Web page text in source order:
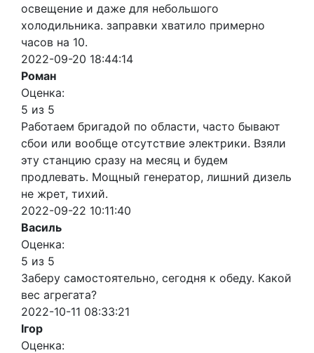
освещение и даже для небольшого
холодильника. заправки хватило примерно
часов на 10.
2022-09-20 18:44:14
Роман
Оценка:
5 из 5
Работаем бригадой по области, часто бывают
сбои или вообще отсутствие электрики. Взяли
эту станцию сразу на месяц и будем
продлевать. Мощный генератор, лишний дизель
не жрет, тихий.
2022-09-22 10:11:40
Василь
Оценка:
5 из 5
Заберу самостоятельно, сегодня к обеду. Какой
вес агрегата?
2022-10-11 08:33:21
Ігор
Оценка: